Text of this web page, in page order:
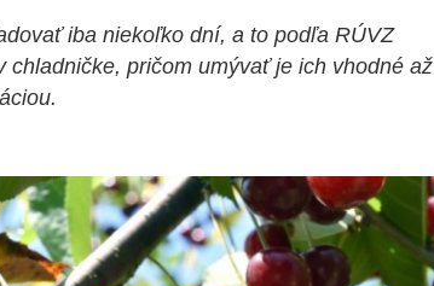
iba niekoľko dní, a to podľa RÚVZ
chladničke, pričom umývať je ich vhodné až